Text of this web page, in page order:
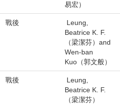
易宏）
戰後
Leung,
Beatrice K. F.
（梁潔芬）and
Wen-ban
Kuo（郭文般）
戰後
Leung,
Beatrice K. F.
（梁潔芬）